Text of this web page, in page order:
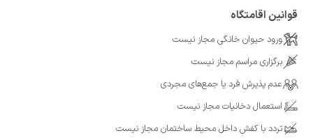
قوانین اقامتگاه
ورود حیوان خانگی مجاز نیست
برگزاری مراسم مجاز نیست
عدم پذیرش فرد یا جمع‌های مجردی
استعمال دخانیات مجاز نیست
تردد با کفش داخل محیط ساختمان مجاز نیست